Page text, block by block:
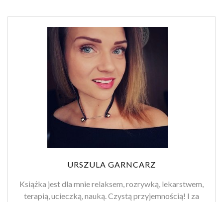
URSZULA GARNCARZ
Książka jest dla mnie relaksem, rozrywką, lekarstwem,
terapią, ucieczką, nauką. Czystą przyjemnością! I za